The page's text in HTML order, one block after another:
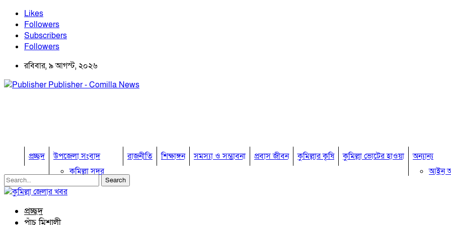
Likes
Followers
Subscribers
Followers
রবিবার, ৯ আগস্ট, ২০২৬
Publisher - Comilla News
প্রচ্ছদ
উপজেলা সংবাদ
কুমিল্লা সদর
কুমিল্লা সদর দক্ষিণ
রাজনীতি শিক্ষাঙ্গন সমস্যা ও সম্ভাবনা প্রবাস জীবন কুমিল্লার কৃষি কুমিল্লা ভোটের হাওয়া
অন্যান্য
আইন
প্রচ্ছদ